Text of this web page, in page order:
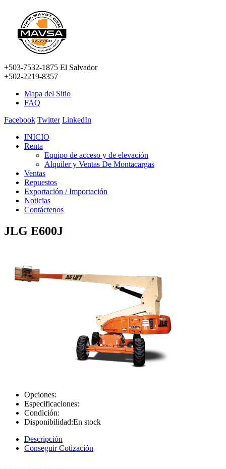
+503-7532-1875 El Salvador
+502-2219-8357
Mapa del Sitio
FAQ
Facebook Twitter LinkedIn
INICIO
Renta
Equipo de acceso y de elevación
Alquiler y Ventas De Montacargas
Ventas
Repuestos
Exportación / Importación
Noticias
Contáctenos
JLG E600J
Opciones:
Especificaciones:
Condición:
Disponibilidad:En stock
Descripción
Conseguir Cotización